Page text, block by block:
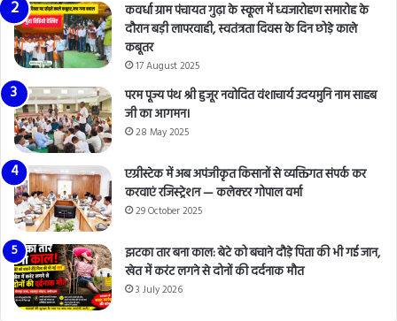
कवर्धा ग्राम पंचायत गुढ़ा के स्कूल में ध्वजारोहण समारोह के
दौरान बड़ी लापरवाही, स्वतंत्रता दिवस के दिन छोड़े काले
कबूतर
17 August 2025
परम पूज्य पंथ श्री हुजूर नवोदित वंशाचार्य उदयमुनि नाम साहब
जी का आगमन।
28 May 2025
एग्रीस्टेक में अब अपंजीकृत किसानों से व्यक्तिगत संपर्क कर
करवाएं रजिस्ट्रेशन — कलेक्टर गोपाल वर्मा
29 October 2025
झटका तार बना काल: बेटे को बचाने दौड़े पिता की भी गई जान,
खेत में करंट लगने से दोनों की दर्दनाक मौत
3 July 2026